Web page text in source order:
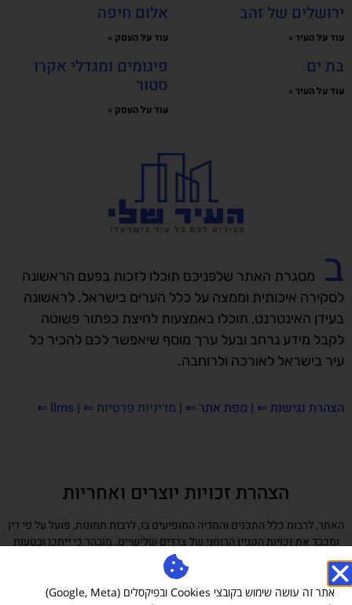
ירושלים של זהב
עוד על העיר »
בת ים
עוד על העיר »
אלום חיפה
עוד על העסק »
פיגומים ומגדלי אקרו
סטור
עוד על העסק »
ב
מסגרת האתר שלפניכם תוכלו לזכות בפעם הראשונה
לסקירה איכותית וממצה על כלל הערים בישראל. לראשונה
בעידן האינטרנט, תוכלו באמצעות לחיצת כפתור פשוטה
לקבל מידע נרחב ובעל ערך מוסף שיאפשר לכם להכיר כל
עיר בישראל לאורכה ולרוחבה.
הצהרת נגישות ⇐ | מפת אתר ⇐ | מדיניות פרטיות ⇐ |
llms
⇐
הצהרת זכויות יוצרים ואחריות
האתר, לרבות כלל התכנים והמדיה המופיעים בו, לרבות תמונות, פועל על פי דין
ומכבד את זכויות הקניין הרוחני של צדדים שלישיים. מובהר כי ייתכן ובטעות
עלה לאתר תוכן (לרבות תמונות) אשר עשוי להוות הפרה לכאורה של זכויות
יוצרים. מובהר ומוסכם כי למפעילי האתר לא תהיה כל אחריות ישירה או
עקיפה לכל נזק שייגרם עקב פרסום כאמור, וכי כל פנייה בדבר חשש להפרת
אתר זה עושה שימוש בקובצי Cookies ובפיקסלים (Google, Meta)